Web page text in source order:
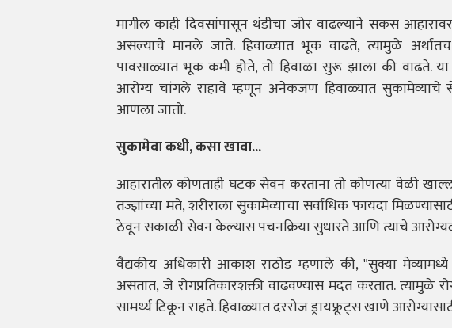
मागील काही दिवसांपासून थंडीचा जोर वाढल्याने सकस
असल्याचे मानले जाते. हिवाळ्यात भूक वाढते, त्यामुळे
पावसाळ्यात भूक कमी होते, तो हिवाळा सुरू झाला की वाढते.
आरोग्य चांगले राहावे म्हणून अनेकजण हिवाळ्यात सुकामेव्याचे
आणला जातो.
सुकामेवा कधी, कसा खावा...
आहारातील कोणताही घटक सेवन करताना तो कोणत्या वेळी
तज्ज्ञांच्या मते, शरीराला सुकामेव्याचा सर्वाधिक फायदा
ठेवून सकाळी सेवन केल्यास पचनक्रिया सुधारते आणि त्याचे
वैद्यकीय अधिकारी आकाश राठोड म्हणाले की, "सुक्या
असतात, जे रोगप्रतिकारशक्ती वाढवण्यास मदत करतात. त्यामुळे
सामर्थ्य टिकून राहते. हिवाळ्यात दररोज ड्रायफ्रूट्स खाणे